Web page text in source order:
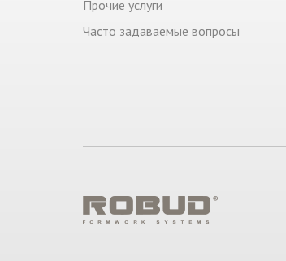
Прочие услуги
Часто задаваемые вопросы